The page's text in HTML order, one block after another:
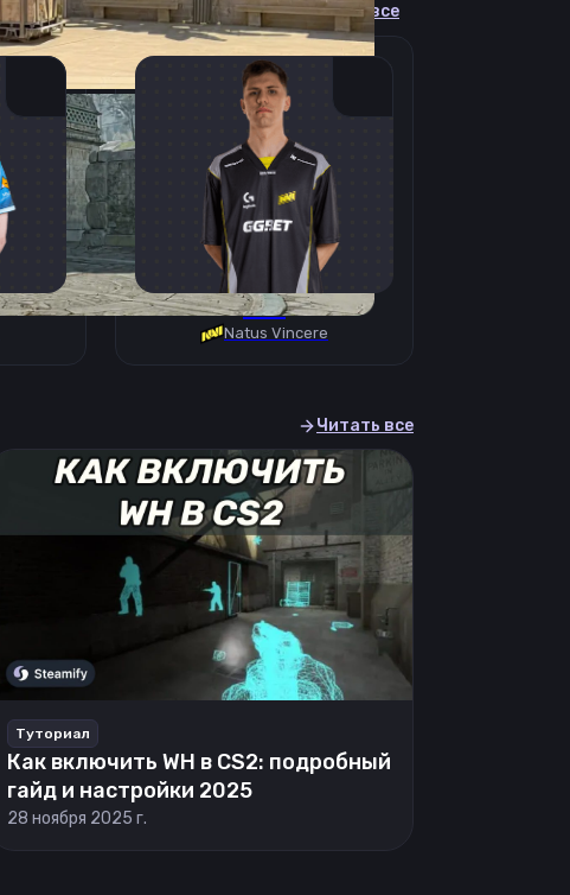
Cмотреть все
B1T
Natus Vincere
Читать все
Туториал
Как включить WH в CS2: подробный
гайд и настройки 2025
28 ноября 2025 г.